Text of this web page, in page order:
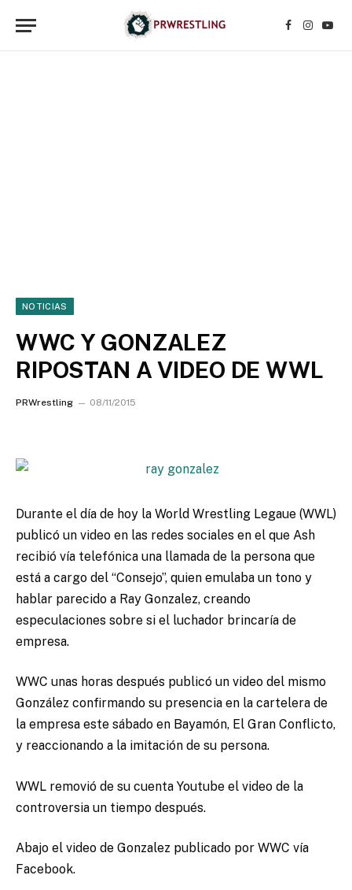
Facebook
NOTICIAS
WWC Y GONZALEZ
RIPOSTAN A VIDEO DE WWL
PRWrestling 08/11/2015
Durante el día de hoy la World Wrestling Legaue (WWL)
publicó un video en las redes sociales en el que Ash
recibió vía telefónica una llamada de la persona que
está a cargo del “Consejo”, quien emulaba un tono y
hablar parecido a Ray Gonzalez, creando
especulaciones sobre si el luchador brincaría de
empresa.
WWC unas horas después publicó un video del mismo
González confirmando su presencia en la cartelera de
la empresa este sábado en Bayamón, El Gran Conflicto,
y reaccionando a la imitación de su persona.
WWL removió de su cuenta Youtube el video de la
controversia un tiempo después.
Abajo el video de Gonzalez publicado por WWC vía
Facebook.